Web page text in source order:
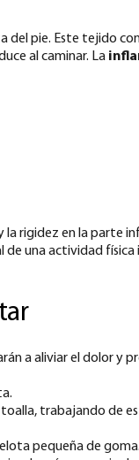
del pie. Este tejido
al caminar. La
la rigidez en la parte
de una actividad física
a aliviar el dolor y
trabajando de
pequeña de goma.